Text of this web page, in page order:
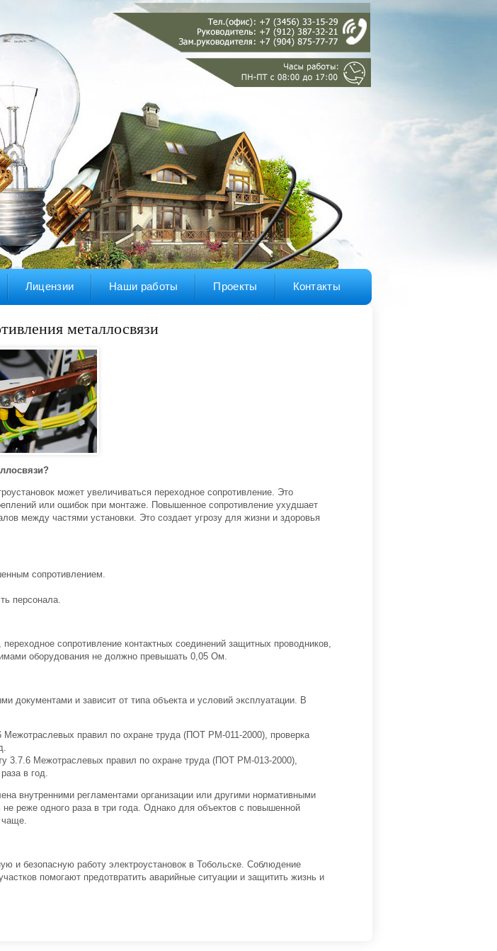
Лицензии Наши работы Проекты Контакты
металлосвязи
может увеличиваться переходное сопротивление. Это
или ошибок при монтаже. Повышенное сопротивление ухудшает
между частями установки. Это создает угрозу для жизни и здоровья
сопротивлением.
персонала.
сопротивление контактных соединений защитных проводников,
оборудования не должно превышать 0,05 Ом.
документами и зависит от типа объекта и условий эксплуатации. В
Межотраслевых правил по охране труда (ПОТ РМ-011-2000), проверка
3.7.6 Межотраслевых правил по охране труда (ПОТ РМ-013-2000),
в год.
внутренними регламентами организации или другими нормативными
реже одного раза в три года. Однако для объектов с повышенной
чаще.
и безопасную работу электроустановок в Тобольске. Соблюдение
помогают предотвратить аварийные ситуации и защитить жизнь и